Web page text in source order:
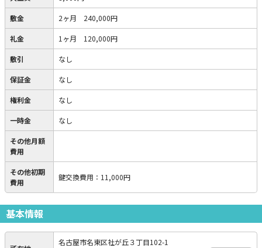
敷金 2ヶ月 240,000円
礼金 1ヶ月 120,000円
敷引 なし
保証金 なし
権利金 なし
一時金 なし
その他月額
費用
その他初期
費用
鍵交換費用 ： 11,000円
基本情報
名古屋市名東区社が丘３丁目102-1